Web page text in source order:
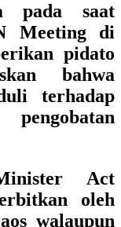
pada saat
Meeting di
pidato
bahwa
terhadap
Act
oleh
walaupun